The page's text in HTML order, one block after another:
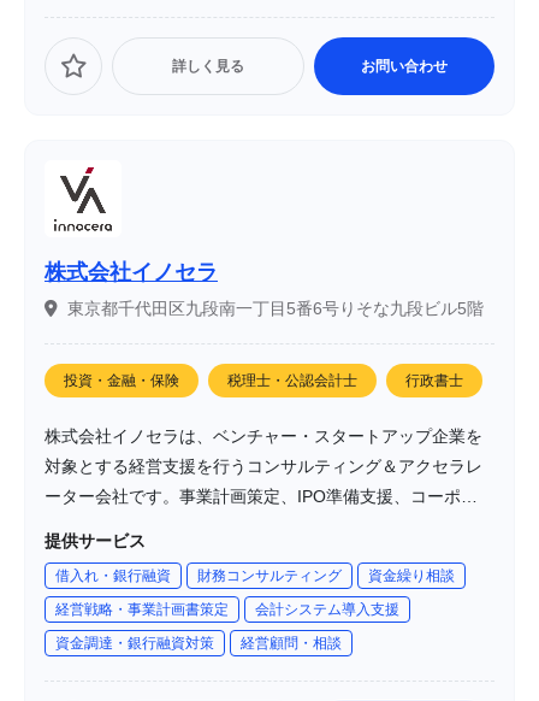
詳しく見る お問い合わせ
株式会社イノセラ
東京都千代田区九段南一丁目5番6号りそな九段ビル5階
投資・金融・保険 税理士・公認会計士 行政書士
株式会社イノセラは、ベンチャー・スタートアップ企業を
対象とする経営支援を行うコンサルティング＆アクセラレ
ーター会社です。事業計画策定、IPO準備支援、コーポレー
提供サービス
借入れ・銀行融資 財務コンサルティング
資金繰り相談
経営戦略・事業計画書策定
会計システム導入支援
資金調達・銀行融資対策
経営顧問・相談